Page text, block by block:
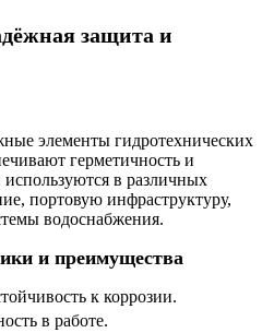
защита и
элементы гидротехнических
герметичность и
в различных
портовую инфраструктуру,
водоснабжения.
и преимущества
к коррозии.
в работе.